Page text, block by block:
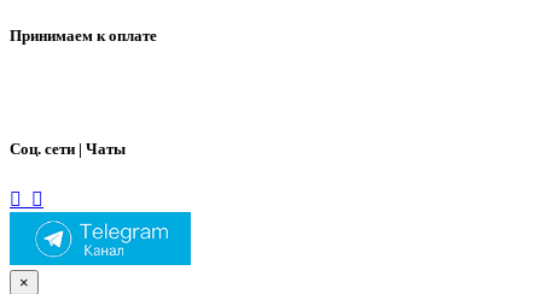
Принимаем к оплате
Соц. сети | Чаты
×